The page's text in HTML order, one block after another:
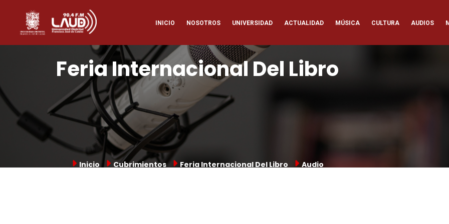
contenido
principal
Navegación
principal
INICIO NOSOTROS UNIVERSIDAD ACTUALIDAD MÚSICA CULTURA AUDIOS
Feria Internacional Del Libro
Inicio Cubrimientos Feria Internacional Del Libro Audio